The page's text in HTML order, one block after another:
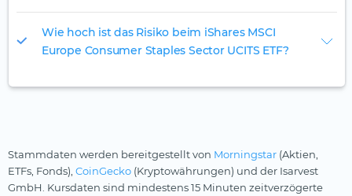
Wie hoch ist das Risiko beim iShares MSCI
Europe Consumer Staples Sector UCITS ETF?
Stammdaten werden bereitgestellt von Morningstar (Aktien,
ETFs, Fonds), CoinGecko (Kryptowährungen) und der Isarvest
GmbH. Kursdaten sind mindestens 15 Minuten zeitverzögerte